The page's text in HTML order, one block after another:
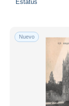
Estatus
Nuevo